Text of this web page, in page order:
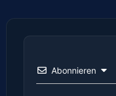
Abonnieren